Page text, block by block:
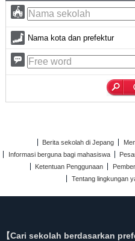
Nama kota dan prefektur
Berita sekolah di Jepang
Informasi berguna bagi mahasiswa
Ketentuan Penggunaan
Tentang lingkungan
【Cari sekolah berdasarkan